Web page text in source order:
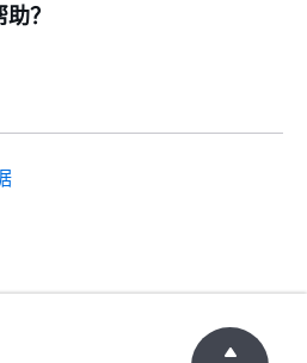
和 SIN。现
。
Rooms 现在支
2023
年 8
？